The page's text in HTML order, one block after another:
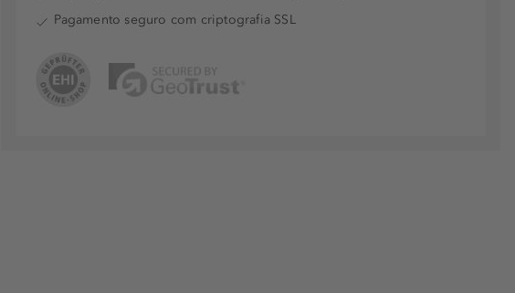
Pagamento seguro com criptografia SSL